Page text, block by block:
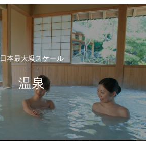
日本最大級スケール
温泉